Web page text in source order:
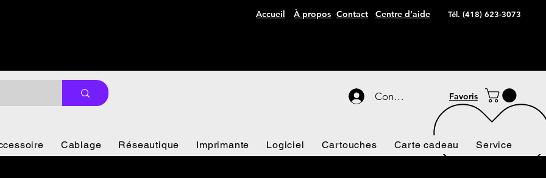
Accueil À propos Contact Centre d’aide Tél. (418) 623-3073
Connexion Favoris
Cablage Réseautique Imprimante Logiciel Cartouches Carte cadeau Service